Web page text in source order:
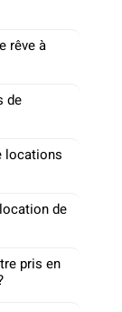
rêve à
de
locations
de
pris en